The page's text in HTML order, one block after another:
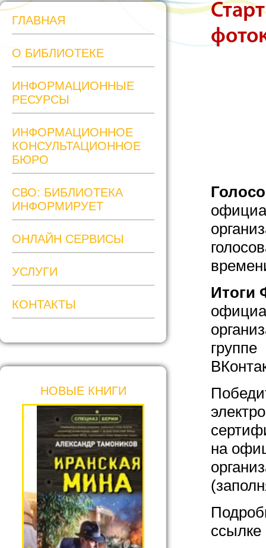
ГЛАВНАЯ
О БИБЛИОТЕКЕ
ИНФОРМАЦИОННЫЕ
РЕСУРСЫ
ИНФОРМАЦИОННОЕ
КОНСУЛЬТАЦИОННОЕ
БЮРО
СВО: БИБЛИОТЕКА
ИНФОРМИРУЕТ
ОНЛАЙН СЕРВИСЫ
УСЛУГИ
КОНТАКТЫ
НОВЫЕ КНИГИ
Итоги
группе
на